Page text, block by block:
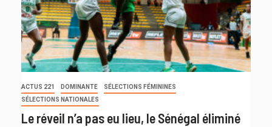
ACTUS 221 DOMINANTE
SÉLECTIONS FÉMININES
SÉLECTIONS NATIONALES
Le réveil n’a pas eu lieu, le Sénégal éliminé